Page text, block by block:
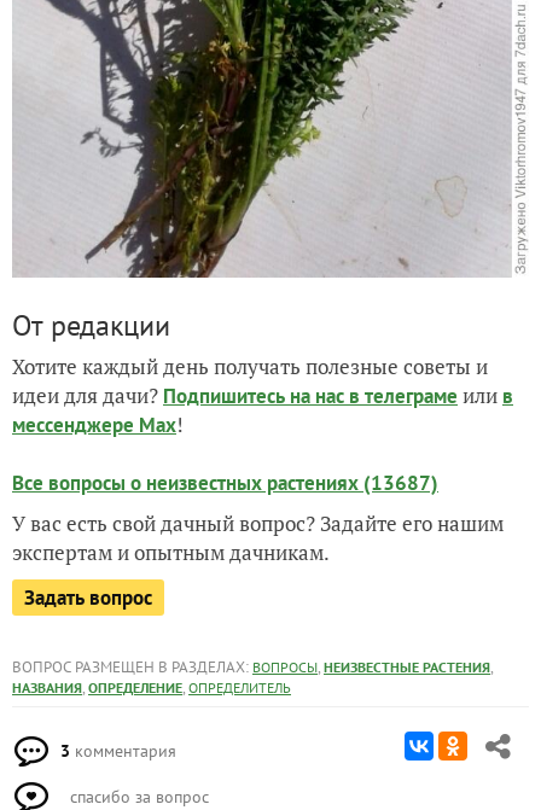
От редакции
Хотите каждый день получать полезные советы и
идеи для дачи? Подпишитесь на нас в телеграме или в
мессенджере Max!
Все вопросы о неизвестных растениях (13687)
У вас есть свой дачный вопрос? Задайте его нашим
экспертам и опытным дачникам.
Задать вопрос
ВОПРОС РАЗМЕЩЕН В РАЗДЕЛАХ: ВОПРОСЫ, НЕИЗВЕСТНЫЕ РАСТЕНИЯ,
НАЗВАНИЯ, ОПРЕДЕЛЕНИЕ, ОПРЕДЕЛИТЕЛЬ
3 комментария
спасибо за вопрос